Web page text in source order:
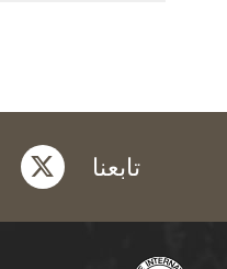
تابعنا twitter